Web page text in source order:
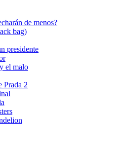
de menos?
bag)
presidente
el malo
Prada 2